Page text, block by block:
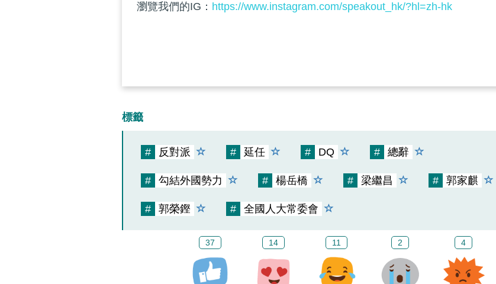
瀏覽我們的IG： https://www.instagram.com/speakout_hk/?hl=zh-hk
標籤
# 反對派 # 延任 # DQ # 總辭
# 勾結外國勢力 # 楊岳橋 # 梁繼昌 # 郭家麒
# 郭榮鏗 # 全國人大常委會
37 14 11 2 4